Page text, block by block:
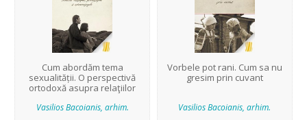
Cum abordăm tema
sexualității. O perspectivă
ortodoxă asupra relaţiilor
Vasilios Bacoianis, arhim.
Vorbele pot rani. Cum sa nu
gresim prin cuvant
Vasilios Bacoianis, arhim.